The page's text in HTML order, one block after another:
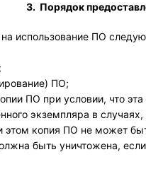
3. Порядок
на использование ПО
ПО;
ПО при условии, что
экземпляра в
этом копия ПО не может
быть уничтожена,